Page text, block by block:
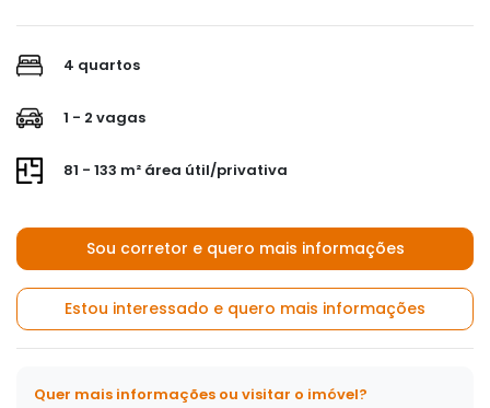
4 quartos
1 - 2 vagas
81 - 133 m² área útil/privativa
Sou corretor e quero mais informações
Estou interessado e quero mais informações
Quer mais informações ou visitar o imóvel?